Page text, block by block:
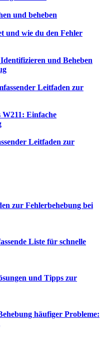
und beheben
und wie du den Fehler
und Beheben
Leitfaden zur
W211: Einfache
Leitfaden zur
zur Fehlerbehebung bei
Liste für schnelle
und Tipps zur
häufiger Probleme: